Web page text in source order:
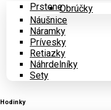
PrsteneObrúčky
Náušnice
Náramky
Prívesky
Retiazky
Náhrdelníky
Sety
Hodinky